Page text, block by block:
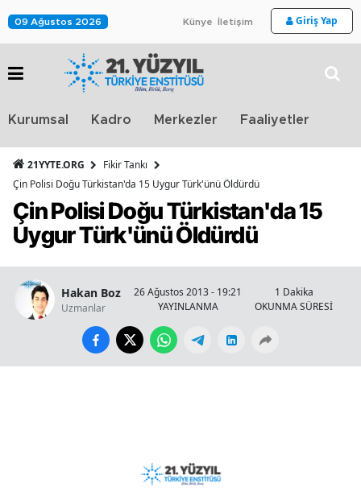
09 Ağustos 2026 Künye İletişim Giriş Yap
Kurumsal Kadro Merkezler Faaliyetler
21YYTE.ORG
Fikir Tankı
Çin Polisi Doğu Türkistan'da 15 Uygur Türk'ünü Öldürdü
Çin Polisi Doğu Türkistan'da 15
Uygur Türk'ünü Öldürdü
Hakan Boz
Uzmanlar
26 Ağustos 2013 - 19:21
YAYINLANMA
1 Dakika
OKUNMA SÜRESİ